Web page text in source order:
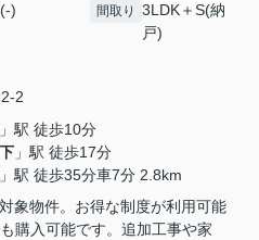
) 間取り
3LDK＋S(納
戸)
2
」駅 徒歩10分
」駅 徒歩17分
」駅 徒歩35分車7分 2.8km
象物件。お得な制度が利用可能
購入可能です。追加工事や家